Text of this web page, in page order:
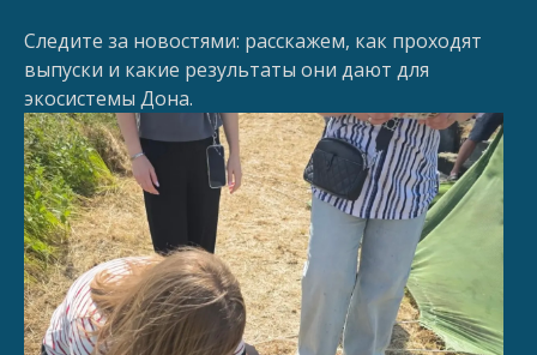
Следите за новостями: расскажем, как проходят
выпуски и какие результаты они дают для
экосистемы Дона.